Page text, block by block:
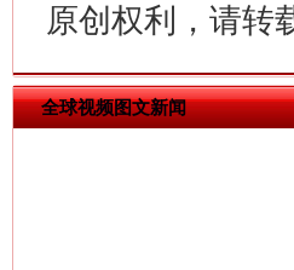
原创权利，请转
全球视频图文新闻